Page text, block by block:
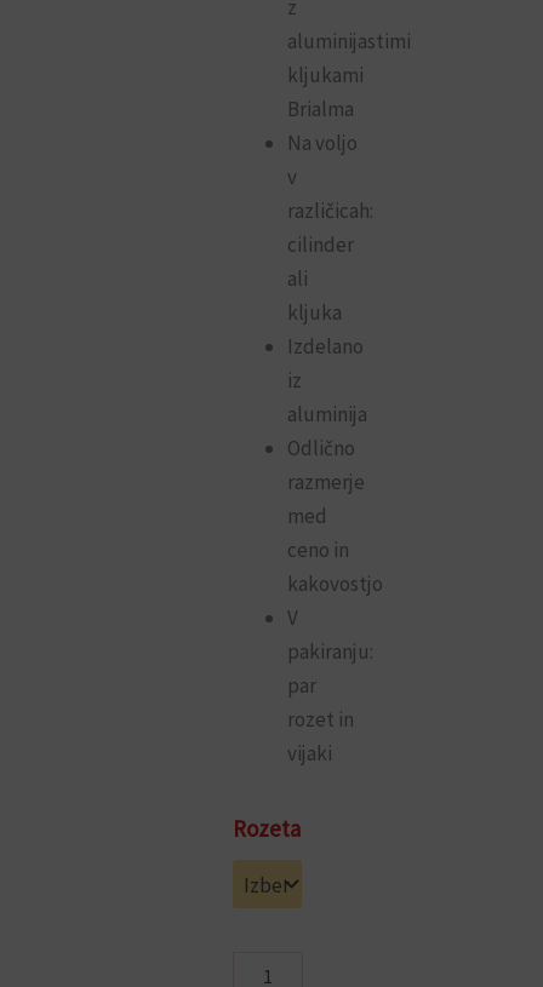
z
aluminijastimi
kljukami
Brialma
Na voljo
v
različicah:
cilinder
ali
kljuka
Izdelano
iz
aluminija
Odlično
razmerje
med
ceno in
kakovostjo
V
pakiranju:
par
rozet in
vijaki
Rozeta
Ovalna
rozeta
Brialma
(F1